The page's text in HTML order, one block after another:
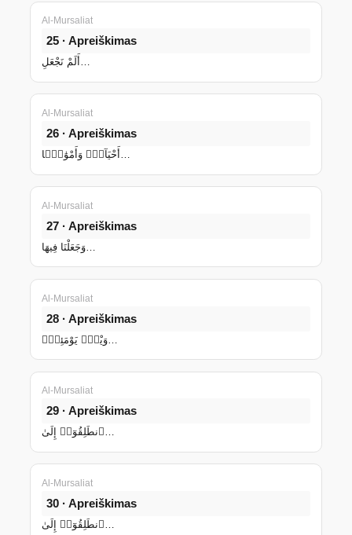
Al-Mursaliat
25 · Apreiškimas
أَلَمْ نَجْعَلِ…
Al-Mursaliat
26 · Apreiškimas
أَحْيَآءًۭ وَأَمْوَٰتًۭا…
Al-Mursaliat
27 · Apreiškimas
Al-Mursaliat
28 · Apreiškimas
Al-Mursaliat
29 · Apreiškimas
ٱنطَلِقُوٓا۟ إِلَىٰ…
Al-Mursaliat
30 · Apreiškimas
ٱنطَلِقُوٓا۟ إِلَىٰ…